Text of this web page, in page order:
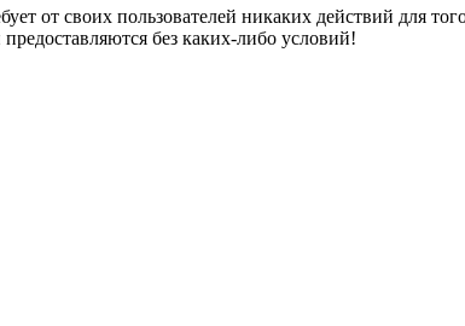
от своих пользователей никаких действий для
без каких-либо условий!